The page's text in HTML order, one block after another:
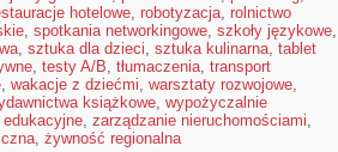
hotelowe, robotyzacja, rolnictwo
, spotkania networkingowe, szkoły językowe,
, sztuka dla dzieci, sztuka kulinarna, tablet
, testy A/B, tłumaczenia, transport
, wakacje z dziećmi, warsztaty rozwojowe,
książkowe, wypożyczalnie
, zarządzanie nieruchomościami,
, żywność regionalna